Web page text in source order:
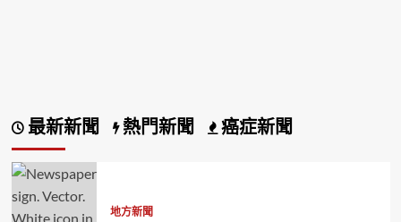
最新新聞 熱門新聞 癌症新聞
地方新聞